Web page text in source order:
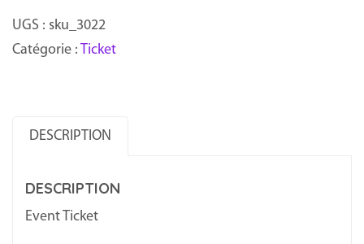
Ticket:
Niveau
395
pack
UGS : sku_3022
Catégorie : Ticket
DESCRIPTION
DESCRIPTION
Event Ticket